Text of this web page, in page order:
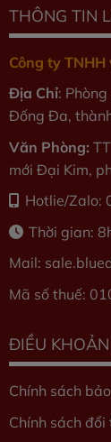
THÔNG TIN
Công ty
Địa Chỉ:
Đống Đa,
Văn Phòng:
mới Đại Kim,
Hotlie/Zalo:
Thời gian:
Mail:
Mã số thuế:
ĐIỀU
Chính sách
Chính sách